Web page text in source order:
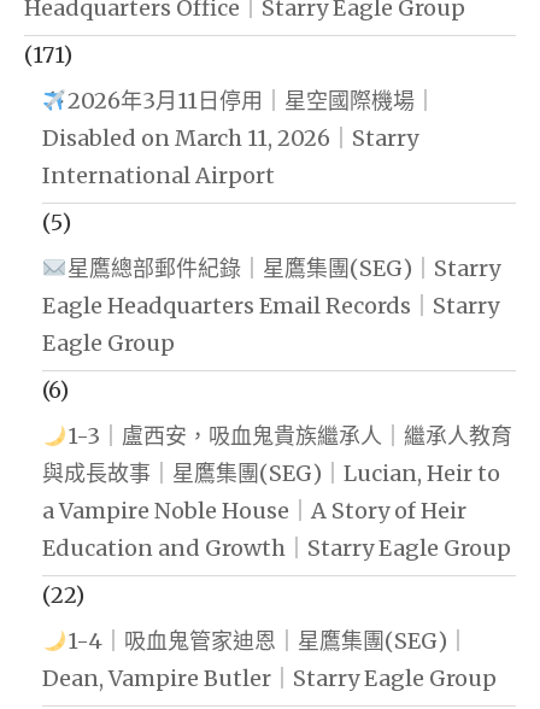
Headquarters Office｜Starry Eagle Group
(171)
2026年3月11日停用｜星空國際機場｜
Disabled on March 11, 2026｜Starry
International Airport
(5)
星鷹總部郵件紀錄｜星鷹集團(SEG)｜Starry
Eagle Headquarters Email Records｜Starry
Eagle Group
(6)
1-3｜盧西安，吸血鬼貴族繼承人｜繼承人教育
與成長故事｜星鷹集團(SEG)｜Lucian, Heir to
a Vampire Noble House｜A Story of Heir
Education and Growth｜Starry Eagle Group
(22)
1-4｜吸血鬼管家迪恩｜星鷹集團(SEG)｜
Dean, Vampire Butler｜Starry Eagle Group